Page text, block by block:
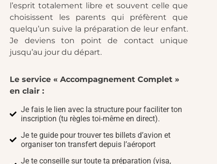
l’esprit totalement libre et souvent celle que
choisissent les parents qui préfèrent que
quelqu’un suive la préparation de leur enfant.
Je deviens ton point de contact unique
jusqu’au jour du départ.
Le service « Accompagnement Complet »
en clair :
Je fais le lien avec la structure pour faciliter ton
inscription (tu règles toi-même en direct).
Je te guide pour trouver tes billets d’avion et
organiser ton transfert depuis l’aéroport
Je te conseille sur toute ta préparation (visa,